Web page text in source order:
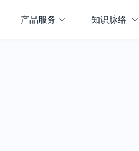
产品服务 知识脉络